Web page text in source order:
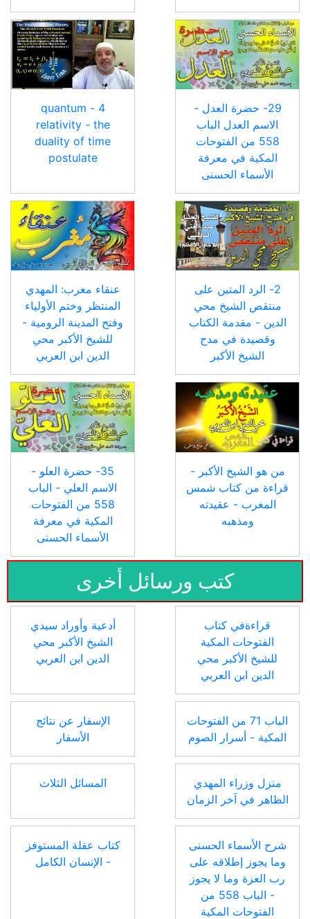
29- حضرة العدل -
الاسم العدل الباب
558 من الفتوحات
المكية في معرفة
الأسماء الحسنى
4 - quantum
relativity - the
duality of time
postulate
2- الرد المتين على
منتقص الشيخ محي
الدين - مقدمة الكتاب
وقصيدة في مدح
الشيخ الأكبر
عنقاء مغرب: المهدي
المنتظر وختم الأولياء
وفتح المدينة الرومية -
للشيخ الأكبر محي
الدين ابن العربي
من هو الشيخ الأكبر -
قراءة من كتاب شمس
المغرب - عقيدته
ومذهبه
35- حضرة العلو -
الاسم العلي - الباب
558 من الفتوحات
المكية في معرفة
الأسماء الحسنى
كتب ورسائل أخرى
قراءةفي كتاب
الفتوحات المكية
للشيخ الأكبر محي
الدين ابن العربي
أدعية وأوراد سيدي
الشيخ الأكبر محي
الدين ابن العربي
الباب 71 من الفتوحات
المكية - أسرار الصوم
الإسفار عن نتائج
الأسفار
منزل وزراء المهدي
الظاهر في آخر الزمان
المسائل الثلاث
شرح الأسماء الحسنى
وما يجوز إطلاقه على
رب العزة وما لا يجوز
- الباب 558 من
الفتوحات المكية
كتاب عقلة المستوفز
- الإنسان الكامل